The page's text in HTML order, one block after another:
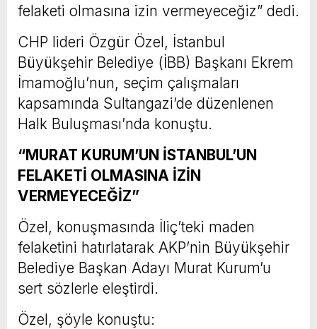
felaketi olmasına izin vermeyeceğiz” dedi.
CHP lideri Özgür Özel, İstanbul
Büyükşehir Belediye (İBB) Başkanı Ekrem
İmamoğlu’nun, seçim çalışmaları
kapsamında Sultangazi’de düzenlenen
Halk Buluşması’nda konuştu.
“MURAT KURUM’UN İSTANBUL’UN
FELAKETİ OLMASINA İZİN
VERMEYECEĞİZ”
Özel, konuşmasında İliç’teki maden
felaketini hatırlatarak AKP’nin Büyükşehir
Belediye Başkan Adayı Murat Kurum’u
sert sözlerle eleştirdi.
Özel, şöyle konuştu: